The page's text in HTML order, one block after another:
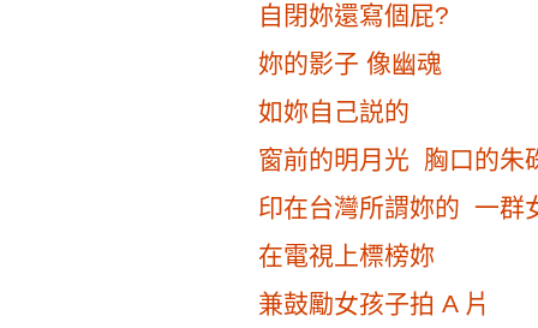
自閉妳還寫個屁?
妳的影子 像幽魂
如妳自己説的
窗前的明月光 胸口的朱
印在台灣所謂妳的 一群
在電視上標榜妳
兼鼓勵女孩子拍 A 片